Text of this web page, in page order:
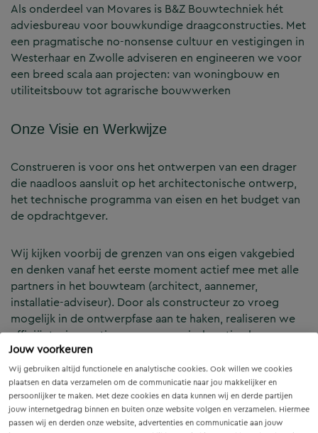
Jouw voorkeuren
Wij gebruiken altijd functionele en analytische cookies. Ook willen we cookies
plaatsen en data verzamelen om de communicatie naar jou makkelijker en
persoonlijker te maken. Met deze cookies en data kunnen wij en derde partijen
jouw internetgedrag binnen en buiten onze website volgen en verzamelen. Hiermee
passen wij en derden onze website, advertenties en communicatie aan jouw
Als onderdeel van Movares is B&Z Bouwtechniek hét
adviesbureau voor bouwkundige draagconstructies. Met
een pragmatische no-nonsense cultuur en vestigingen in
Westerhaar en Zwolle adviseren en engineeren we voor
een breed scala aan projecten: van woningbouw en
utiliteitsbouw tot agrarische bouwwerken
Onze Visie en Werkwijze
Construeren is voor ons het ontwerpen van een drager
die naadloos aansluit op het architectonische ontwerp,
het technische programma van eisen en het budget van
de opdrachtgever.
Wij kijken voorbij de grenzen van ons eigen vakgebied
en denken vanaf het eerste moment actief mee met alle
partners in het bouwteam (architect, aannemer,
installatie-adviseur). Door als constructeur zo vroeg
mogelijk in de ontwerpfase aan te haken, realiseren we
efficiënte, innovatieve en economisch optimale
constructies — voor zowel nieuwbouw als renovatie.
Onze Expertises en Activiteiten
B&Z Bouwtechniek verzorgt het volledige constructieve